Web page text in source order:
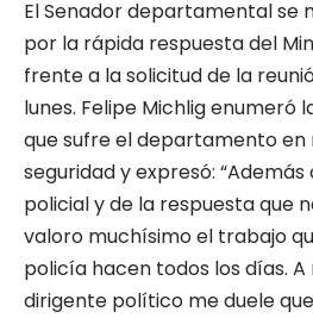
El Senador departamental se
por la rápida respuesta del
frente a la solicitud de la
lunes. Felipe Michlig enumeró
que sufre el departamento
seguridad y expresó:
policial y de la respuesta que
valoro muchísimo el trabajo
policía hacen todos los días.
dirigente político me duele